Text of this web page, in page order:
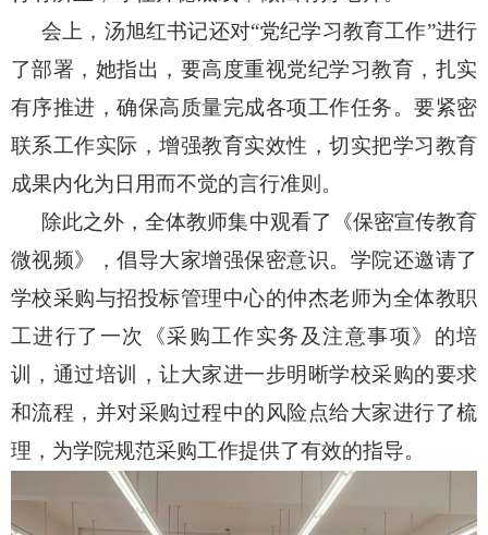
会上，汤旭红书记还对“党纪学习教育工作”进行
了部署，她指出，要高度重视党纪学习教育，扎实
有序推进，确保高质量完成各项工作任务。要紧密
联系工作实际，增强教育实效性，切实把学习教育
成果内化为日用而不觉的言行准则。
除此之外，全体教师集中观看了《保密宣传教育
微视频》，倡导大家增强保密意识。学院还邀请了
学校采购与招投标管理中心的仲杰老师为全体教职
工进行了一次《采购工作实务及注意事项》的培
训，通过培训，让大家进一步明晰学校采购的要求
和流程，并对采购过程中的风险点给大家进行了梳
理，为学院规范采购工作提供了有效的指导。